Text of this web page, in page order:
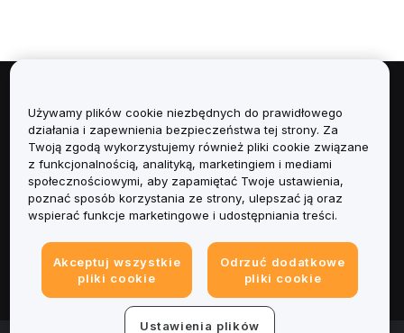
Informacje
Usługi
Obsługa Klienta
Informacje prawne
Używamy plików cookie niezbędnych do prawidłowego
działania i zapewnienia bezpieczeństwa tej strony. Za
Twoją zgodą wykorzystujemy również pliki cookie związane
z funkcjonalnością, analityką, marketingiem i mediami
społecznościowymi, aby zapamiętać Twoje ustawienia,
poznać sposób korzystania ze strony, ulepszać ją oraz
wspierać funkcje marketingowe i udostępniania treści.
Akceptuj wszystkie
pliki cookie
Odrzuć dodatkowe
pliki cookie
Ustawienia plików